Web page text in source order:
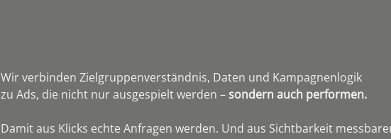
Wir verbinden Zielgruppenverständnis, Daten und Kampagnenlogik
zu Ads, die nicht nur ausgespielt werden – sondern auch performen.
Damit aus Klicks echte Anfragen werden. Und aus Sichtbarkeit